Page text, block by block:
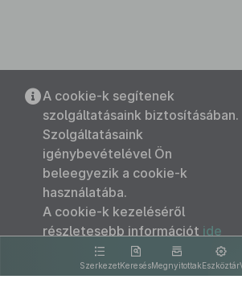
SzerkezetKeresésMegnyitottakEszköztár
A cookie-k segítenek
szolgáltatásaink biztosításában.
Szolgáltatásaink
igénybevételével Ön
beleegyezik a cookie-k
használatába.
A cookie-k kezeléséről
részletesebb információt ide
kattintva olvashat.